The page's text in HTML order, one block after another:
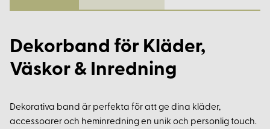
Dekorband för Kläder,
Väskor & Inredning
Dekorativa band är perfekta för att ge dina kläder,
accessoarer och heminredning en unik och personlig touch.